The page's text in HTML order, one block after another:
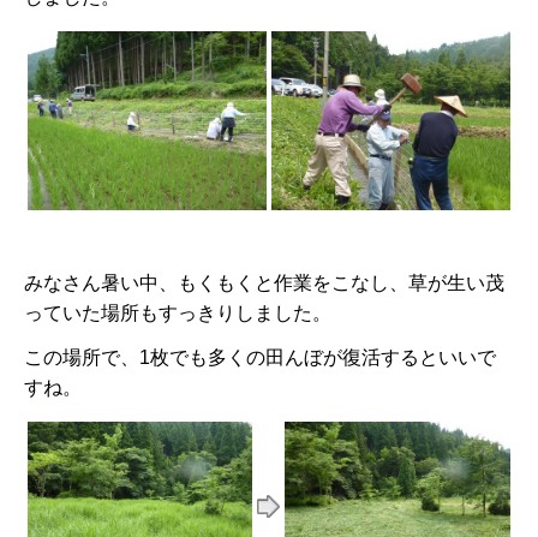
みなさん暑い中、もくもくと作業をこなし、草が生い茂
っていた場所もすっきりしました。
この場所で、1枚でも多くの田んぼが復活するといいで
すね。